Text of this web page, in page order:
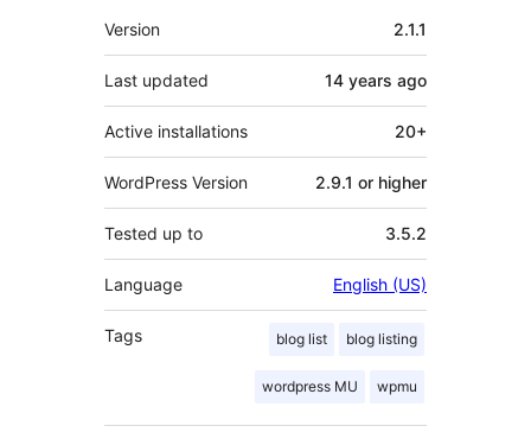
Meta
Version 2.1.1
Last updated 14 years ago
Active installations 20+
WordPress Version 2.9.1 or higher
Tested up to 3.5.2
Language English (US)
Tags blog list blog listing
wordpress MU wpmu